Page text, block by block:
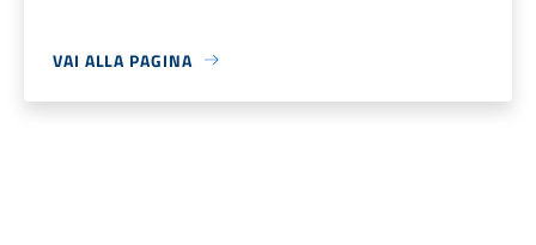
VAI ALLA PAGINA